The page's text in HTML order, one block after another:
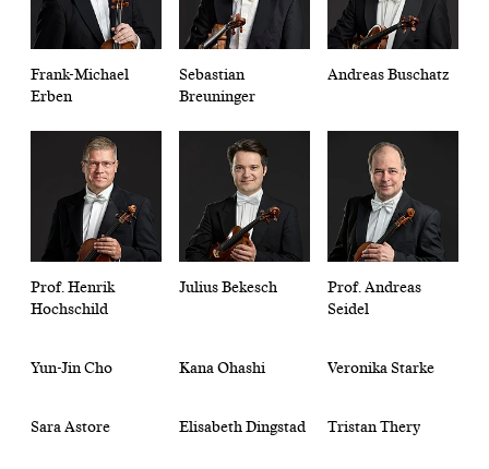
Frank-Michael
Erben
Sebastian
Breuninger
Andreas Buschatz
Prof. Henrik
Hochschild
Julius Bekesch
Prof. Andreas
Seidel
Yun-Jin Cho Kana Ohashi Veronika Starke
Sara Astore Elisabeth Dingstad Tristan Thery